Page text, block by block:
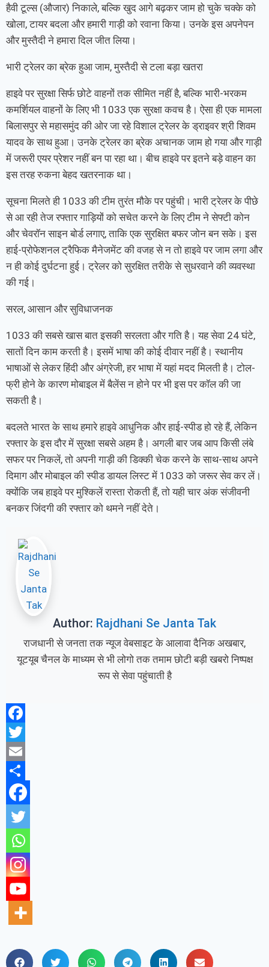
हैवी टूल्स (औजार) निकाले, बल्कि खुद आगे बढ़कर जाम हो चुके चक्के को
खोला, टायर बदला और हमारी गाड़ी को रवाना किया। उनके इस अपनेपन
और मुस्तैदी ने हमारा दिल जीत लिया।
भारी ट्रेलर का ब्रेक हुआ जाम, मुस्तैदी से टला बड़ा खतरा
हाइवे पर सुरक्षा सिर्फ छोटे वाहनों तक सीमित नहीं है, बल्कि भारी-भरकम
कमर्शियल वाहनों के लिए भी 1033 एक सुरक्षा कवच है। ऐसा ही एक मामला
बिलासपुर से महासमुंद की ओर जा रहे विशाल ट्रेलर के ड्राइवर श्री शिवम
यादव के साथ हुआ। उनके ट्रेलर का ब्रेक अचानक जाम हो गया और गाड़ी
में जरूरी एयर प्रेशर नहीं बन पा रहा था। बीच हाइवे पर इतने बड़े वाहन का
इस तरह रुकना बेहद खतरनाक था।
सूचना मिलते ही 1033 की टीम तुरंत मौके पर पहुंची। भारी ट्रेलर के पीछे
से आ रही तेज रफ्तार गाड़ियों को सचेत करने के लिए टीम ने सेफ्टी कोन
और चेवरॉन साइन बोर्ड लगाए, ताकि एक सुरक्षित बफर जोन बन सके। इस
हाई-प्रोफेशनल ट्रैफिक मैनेजमेंट की वजह से न तो हाइवे पर जाम लगा और
न ही कोई दुर्घटना हुई। ट्रेलर को सुरक्षित तरीके से सुधरवाने की व्यवस्था
की गई।
सरल, आसान और सुविधाजनक
1033 की सबसे खास बात इसकी सरलता और गति है। यह सेवा 24 घंटे,
सातों दिन काम करती है। इसमें भाषा की कोई दीवार नहीं है। स्थानीय
भाषाओं से लेकर हिंदी और अंग्रेजी, हर भाषा में यहां मदद मिलती है। टोल-
फ्री होने के कारण मोबाइल में बैलेंस न होने पर भी इस पर कॉल की जा
सकती है।
बदलते भारत के साथ हमारे हाइवे आधुनिक और हाई-स्पीड हो रहे हैं, लेकिन
रफ्तार के इस दौर में सुरक्षा सबसे अहम है। अगली बार जब आप किसी लंबे
सफर पर निकलें, तो अपनी गाड़ी की डिक्की चेक करने के साथ-साथ अपने
दिमाग और मोबाइल की स्पीड डायल लिस्ट में 1033 को जरूर सेव कर लें।
क्योंकि जब हाइवे पर मुश्किलें रास्ता रोकती हैं, तो यही चार अंक संजीवनी
बनकर जिंदगी की रफ्तार को थमने नहीं देते।
Author: Rajdhani Se Janta Tak
राजधानी से जनता तक न्यूज वेबसाइट के आलावा दैनिक अखबार,
यूटयूब चैनल के माध्यम से भी लोगो तक तमाम छोटी बड़ी खबरो निष्पक्ष
रूप से सेवा पहुंचाती है
Facebook
Twitter
Email
Share